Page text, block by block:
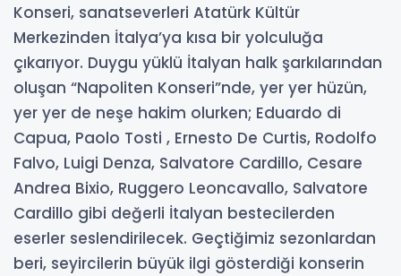
Konseri, sanatseverleri Atatürk Kültür
Merkezinden İtalya’ya kısa bir yolculuğa
çıkarıyor. Duygu yüklü İtalyan halk şarkılarından
oluşan “Napoliten Konseri”nde, yer yer hüzün,
yer yer de neşe hakim olurken; Eduardo di
Capua, Paolo Tosti , Ernesto De Curtis, Rodolfo
Falvo, Luigi Denza, Salvatore Cardillo, Cesare
Andrea Bixio, Ruggero Leoncavallo, Salvatore
Cardillo gibi değerli İtalyan bestecilerden
eserler seslendirilecek. Geçtiğimiz sezonlardan
beri, seyircilerin büyük ilgi gösterdiği konserin